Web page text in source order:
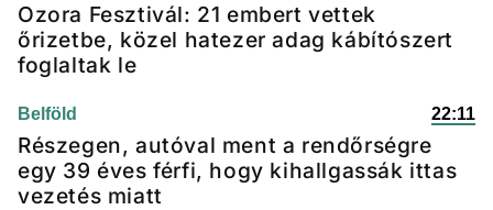
Ozora Fesztivál: 21 embert vettek
őrizetbe, közel hatezer adag kábítószert
foglaltak le
Belföld 22:11
Részegen, autóval ment a rendőrségre
egy 39 éves férfi, hogy kihallgassák ittas
vezetés miatt